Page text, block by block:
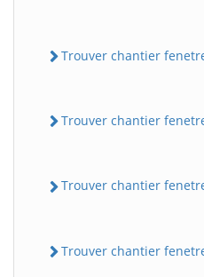
Trouver chantier fenetre
Trouver chantier fenetre
Trouver chantier fenetre
Trouver chantier fenetre